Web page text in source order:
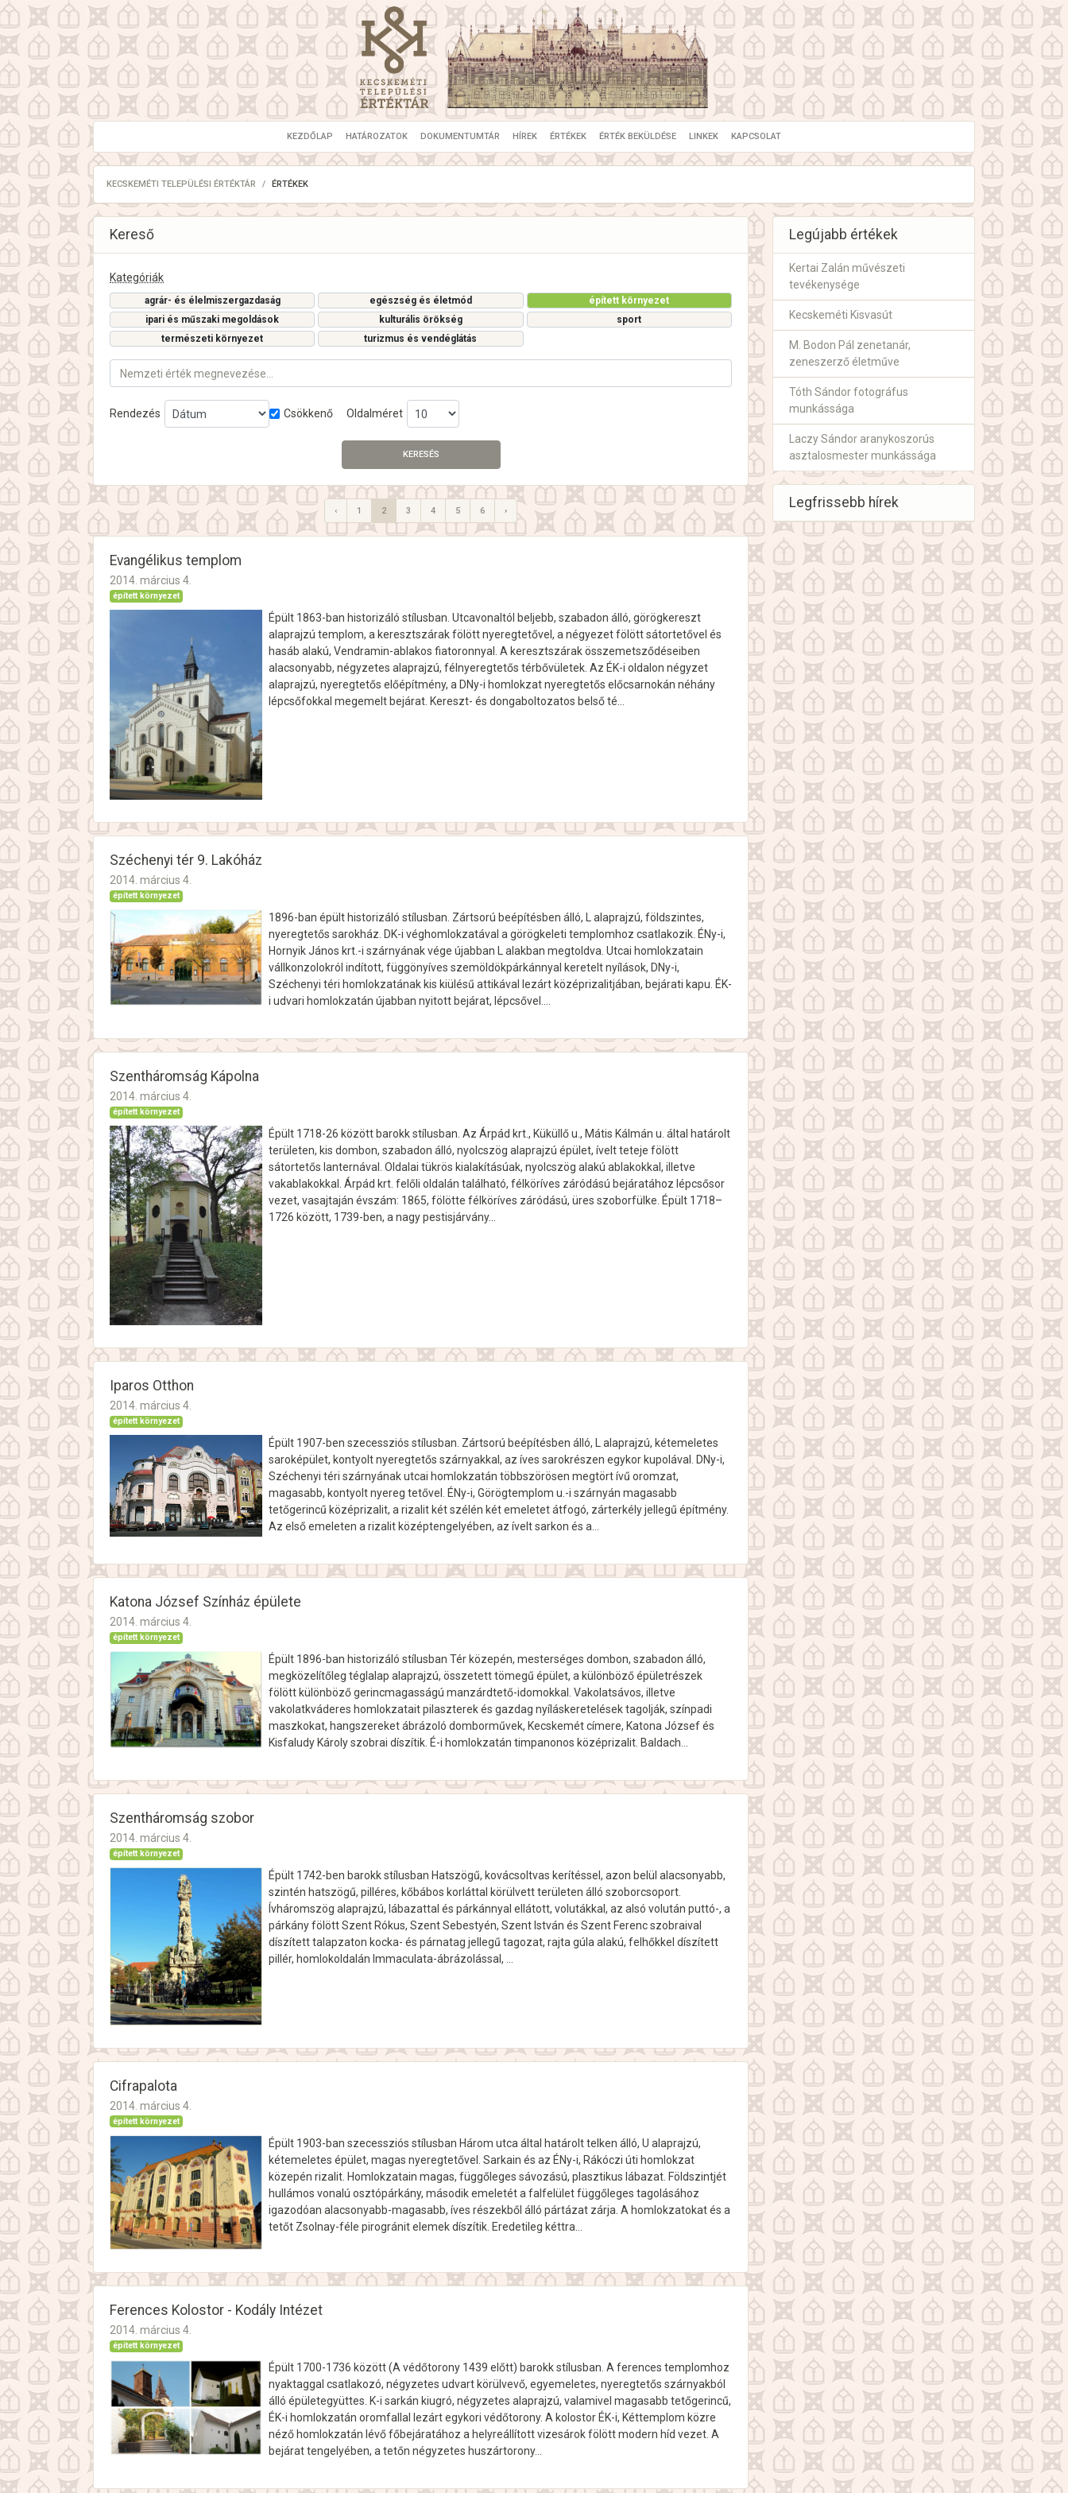
KEZDŐLAP HATÁROZATOK DOKUMENTUMTÁR HÍREK ÉRTÉKEK ÉRTÉK BEKÜLDÉSE LINKEK KAPCSOLAT
KECSKEMÉTI TELEPÜLÉSI ÉRTÉKTÁR ÉRTÉKEK
Kereső
Kategóriák
agrár- és élelmiszergazdaság egészség és életmód
épített környezet
ipari és műszaki megoldások
kulturális örökség
sport
természeti környezet
turizmus és vendéglátás
Nemzeti érték megnevezése…
Rendezés Csökkenő Oldalméret
KERESÉS
‹ 1 2 3 4 5 6 ›
Evangélikus templom
2014. március 4.
épített környezet
Épült 1863-ban historizáló stílusban. Utcavonaltól beljebb, szabadon álló, görögkereszt
alaprajzú templom, a keresztszárak fölött nyeregtetővel, a négyezet fölött sátortetővel és
hasáb alakú, Vendramin-ablakos fiatoronnyal. A keresztszárak összemetsződéseiben
alacsonyabb, négyzetes alaprajzú, félnyeregtetős térbővületek. Az ÉK-i oldalon négyzet
alaprajzú, nyeregtetős előépítmény, a DNy-i homlokzat nyeregtetős előcsarnokán néhány
lépcsőfokkal megemelt bejárat. Kereszt- és dongaboltozatos belső té…
Széchenyi tér 9. Lakóház
2014. március 4.
épített környezet
1896-ban épült historizáló stílusban. Zártsorú beépítésben álló, L alaprajzú, földszintes,
nyeregtetős sarokház. DK-i véghomlokzatával a görögkeleti templomhoz csatlakozik. ÉNy-i,
Hornyik János krt.-i szárnyának vége újabban L alakban megtoldva. Utcai homlokzatain
vállkonzolokról indított, függönyíves szemöldökpárkánnyal keretelt nyílások, DNy-i,
Széchenyi téri homlokzatának kis kiülésű attikával lezárt középrizalitjában, bejárati kapu. ÉK-
i udvari homlokzatán újabban nyitott bejárat, lépcsővel.…
Szentháromság Kápolna
2014. március 4.
épített környezet
Épült 1718-26 között barokk stílusban. Az Árpád krt., Küküllő u., Mátis Kálmán u. által határolt
területen, kis dombon, szabadon álló, nyolcszög alaprajzú épület, ívelt teteje fölött
sátortetős lanternával. Oldalai tükrös kialakításúak, nyolcszög alakú ablakokkal, illetve
vakablakokkal. Árpád krt. felőli oldalán található, félköríves záródású bejáratához lépcsősor
vezet, vasajtaján évszám: 1865, fölötte félköríves záródású, üres szoborfülke. Épült 1718–
1726 között, 1739-ben, a nagy pestisjárvány…
Iparos Otthon
2014. március 4.
épített környezet
Épült 1907-ben szecessziós stílusban. Zártsorú beépítésben álló, L alaprajzú, kétemeletes
saroképület, kontyolt nyeregtetős szárnyakkal, az íves sarokrészen egykor kupolával. DNy-i,
Széchenyi téri szárnyának utcai homlokzatán többszörösen megtört ívű oromzat,
magasabb, kontyolt nyereg tetővel. ÉNy-i, Görögtemplom u.-i szárnyán magasabb
tetőgerincű középrizalit, a rizalit két szélén két emeletet átfogó, zárterkély jellegű építmény.
Az első emeleten a rizalit középtengelyében, az ívelt sarkon és a…
Katona József Színház épülete
2014. március 4.
épített környezet
Épült 1896-ban historizáló stílusban Tér közepén, mesterséges dombon, szabadon álló,
megközelítőleg téglalap alaprajzú, összetett tömegű épület, a különböző épületrészek
fölött különböző gerincmagasságú manzárdtető-idomokkal. Vakolatsávos, illetve
vakolatkváderes homlokzatait pilaszterek és gazdag nyíláskeretelések tagolják, színpadi
maszkokat, hangszereket ábrázoló domborművek, Kecskemét címere, Katona József és
Kisfaludy Károly szobrai díszítik. É-i homlokzatán timpanonos középrizalit. Baldach…
Szentháromság szobor
2014. március 4.
épített környezet
Épült 1742-ben barokk stílusban Hatszögű, kovácsoltvas kerítéssel, azon belül alacsonyabb,
szintén hatszögű, pilléres, kőbábos korláttal körülvett területen álló szoborcsoport.
Ívháromszög alaprajzú, lábazattal és párkánnyal ellátott, volutákkal, az alsó volután puttó-, a
párkány fölött Szent Rókus, Szent Sebestyén, Szent István és Szent Ferenc szobraival
díszített talapzaton kocka- és párnatag jellegű tagozat, rajta gúla alakú, felhőkkel díszített
pillér, homlokoldalán Immaculata-ábrázolással, …
Cifrapalota
2014. március 4.
épített környezet
Épült 1903-ban szecessziós stílusban Három utca által határolt telken álló, U alaprajzú,
kétemeletes épület, magas nyeregtetővel. Sarkain és az ÉNy-i, Rákóczi úti homlokzat
közepén rizalit. Homlokzatain magas, függőleges sávozású, plasztikus lábazat. Földszintjét
hullámos vonalú osztópárkány, második emeletét a falfelület függőleges tagolásához
igazodóan alacsonyabb-magasabb, íves részekből álló pártázat zárja. A homlokzatokat és a
tetőt Zsolnay-féle pirogránit elemek díszítik. Eredetileg kéttra…
Ferences Kolostor - Kodály Intézet
2014. március 4.
épített környezet
Épült 1700-1736 között (A védőtorony 1439 előtt) barokk stílusban. A ferences templomhoz
nyaktaggal csatlakozó, négyzetes udvart körülvevő, egyemeletes, nyeregtetős szárnyakból
álló épületegyüttes. K-i sarkán kiugró, négyzetes alaprajzú, valamivel magasabb tetőgerincű,
ÉK-i homlokzatán oromfallal lezárt egykori védőtorony. A kolostor ÉK-i, Kéttemplom közre
néző homlokzatán lévő főbejáratához a helyreállított vizesárok fölött modern híd vezet. A
bejárat tengelyében, a tetőn négyzetes huszártorony…
Legújabb értékek
Kertai Zalán művészeti
tevékenysége
Kecskeméti Kisvasút
M. Bodon Pál zenetanár,
zeneszerző életműve
Tóth Sándor fotográfus
munkássága
Laczy Sándor aranykoszorús
asztalosmester munkássága
Legfrissebb hírek